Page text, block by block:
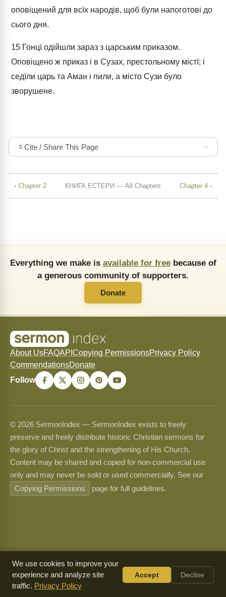
оповіщений для всїх народів, щоб були напоготові до
сього дня.
15 Гонцї одійшли зараз з царським приказом.
Оповіщено ж приказ і в Сузах, престольному містї; і
седїли царь та Аман і пили, а місто Сузи було
зворушене.
Cite / Share This Page
‹ Chapter 2 КНИГА ЕСТЕРИ — All Chapters Chapter 4 ›
Everything we make is available for freebecause of
a generous community of supporters.
Donate
About UsFAQAPI Copying PermissionsPrivacy Policy
CommendationsDonate
Follow
© 2026 SermonIndex — SermonIndex exists to freely
preserve and freely distribute historic Christian sermons for
the glory of Christ and the strengthening of His Church.
Content may be shared and copied for non-commercial use
only and may never be sold or used commercially. See our
Copying Permissions
page for full guidelines.
We use cookies to improve your
experience and analyze site
traffic. Privacy Policy
Accept Decline